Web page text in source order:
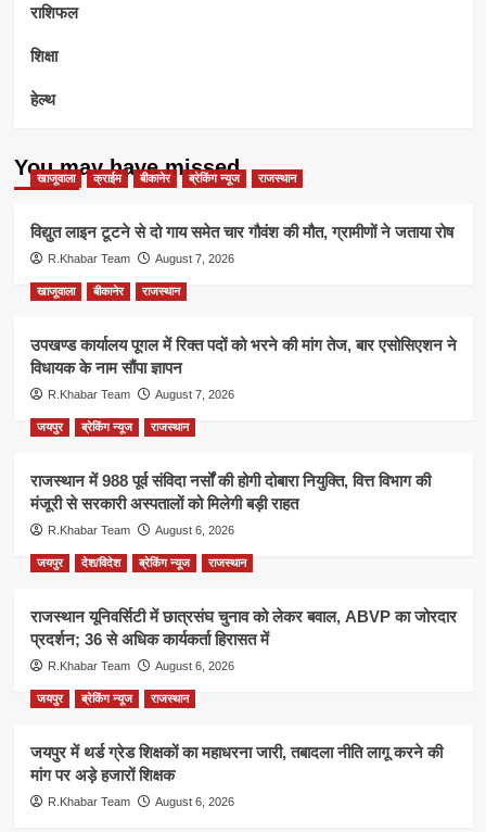
राशिफल
शिक्षा
हेल्थ
You may have missed
खाजूवाला क्राईम बीकानेर ब्रेकिंग न्यूज राजस्थान
विद्युत लाइन टूटने से दो गाय समेत चार गौवंश की मौत, ग्रामीणों ने जताया रोष
R.Khabar Team August 7, 2026
खाजूवाला बीकानेर राजस्थान
उपखण्ड कार्यालय पूगल में रिक्त पदों को भरने की मांग तेज, बार एसोसिएशन ने
विधायक के नाम सौंपा ज्ञापन
R.Khabar Team August 7, 2026
जयपुर ब्रेकिंग न्यूज राजस्थान
राजस्थान में 988 पूर्व संविदा नर्सों की होगी दोबारा नियुक्ति, वित्त विभाग की
मंजूरी से सरकारी अस्पतालों को मिलेगी बड़ी राहत
R.Khabar Team August 6, 2026
जयपुर देश/विदेश ब्रेकिंग न्यूज राजस्थान
राजस्थान यूनिवर्सिटी में छात्रसंघ चुनाव को लेकर बवाल, ABVP का जोरदार
प्रदर्शन; 36 से अधिक कार्यकर्ता हिरासत में
R.Khabar Team August 6, 2026
जयपुर ब्रेकिंग न्यूज राजस्थान
जयपुर में थर्ड ग्रेड शिक्षकों का महाधरना जारी, तबादला नीति लागू करने की
मांग पर अड़े हजारों शिक्षक
R.Khabar Team August 6, 2026